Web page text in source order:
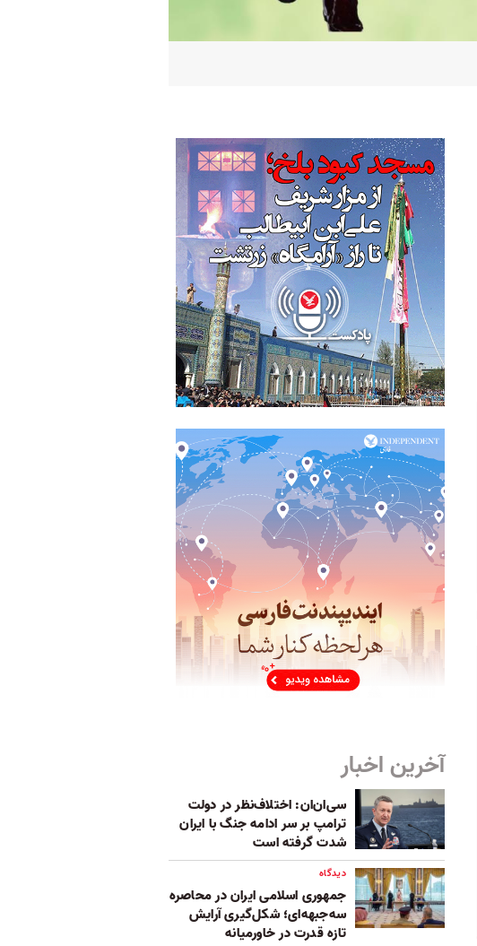
آخرین اخبار
سی‌ان‌ان: اختلاف‌نظر در دولت
ترامپ بر سر ادامه جنگ با ایران
شدت گرفته است
دیدگاه
جمهوری اسلامی ایران در محاصره
سه‌جبهه‌ای؛ شکل‌گیری آرایش
تازه قدرت در خاورمیانه